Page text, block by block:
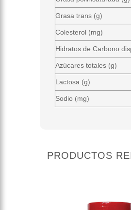
Grasa trans (g)
Colesterol (mg)
Hidratos de Carbono
Azúcares totales (g)
Lactosa (g)
Sodio (mg)
PRODUCTOS